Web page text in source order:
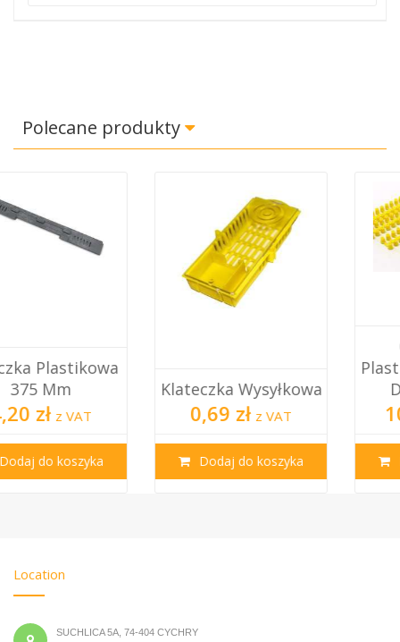
Polecane produkty
Klateczka Wysyłkowa
0,69 zł
Dodaj do koszyka
Plastikowe Stożkowe
Do Ramek –...
10,50 zł
Dodaj do koszyka
Location
SUCHLICA 5A, 74-404 CYCHRY